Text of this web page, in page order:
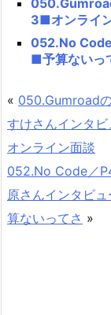
3■オンライ
052.No
■予算ないっ
« 050.Gumroad
すけさんインタ
オンライン面談
052.No Code／
原さんインタビ
算ないってさ »